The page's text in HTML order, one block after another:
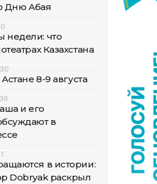
Дню Абая
недели: что
Казахстана
8-9 августа
и его
в
в истории:
Dobryak раскрыл